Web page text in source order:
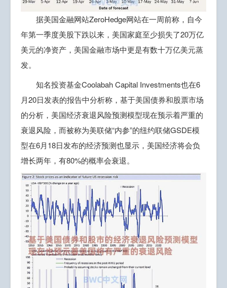
据美国金融网站ZeroHedge网站在一周前称，自今
年第一季度美股下跌以来，美国家庭至少损失了20万亿
美元的净资产，美国金融市场中更是有数十万亿美元蒸
发。
知名投资基金Coolabah Capital Investments也在6
月20日发表的报告中分析称，基于美国债券和股票市场
的分析，美国经济衰退风险预测模型现在预示着严重的
衰退风险，而被称为美联储“内参”的纽约联储GSDE模
型在6月18日发布的经济预测也显示，美国经济将会负
增长两年，有80%的概率会衰退。